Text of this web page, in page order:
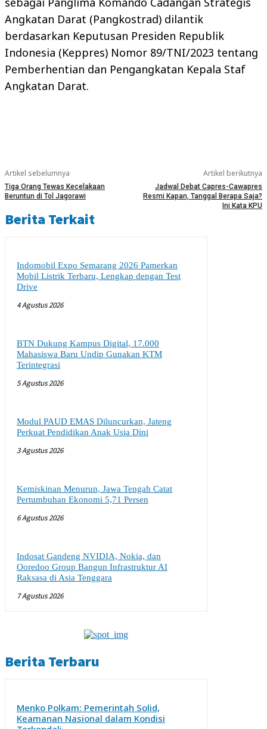
Angkatan Darat (Pangkostrad) dilantik
berdasarkan Keputusan Presiden Republik
Indonesia (Keppres) Nomor 89/TNI/2023 tentang
Pemberhentian dan Pengangkatan Kepala Staf
Angkatan Darat.
Artikel sebelumnya
Tiga Orang Tewas Kecelakaan
Beruntun di Tol Jagorawi
Artikel berikutnya
Jadwal Debat Capres-Cawapres
Resmi Kapan, Tanggal Berapa Saja?
Ini Kata KPU
Berita Terkait
Indomobil Expo Semarang 2026 Pamerkan
Mobil Listrik Terbaru, Lengkap dengan Test
Drive
4 Agustus 2026
BTN Dukung Kampus Digital, 17.000
Mahasiswa Baru Undip Gunakan KTM
Terintegrasi
5 Agustus 2026
Modul PAUD EMAS Diluncurkan, Jateng
Perkuat Pendidikan Anak Usia Dini
3 Agustus 2026
Kemiskinan Menurun, Jawa Tengah Catat
Pertumbuhan Ekonomi 5,71 Persen
6 Agustus 2026
Indosat Gandeng NVIDIA, Nokia, dan
Ooredoo Group Bangun Infrastruktur AI
Raksasa di Asia Tenggara
7 Agustus 2026
Berita Terbaru
Menko Polkam: Pemerintah Solid,
Keamanan Nasional dalam Kondisi